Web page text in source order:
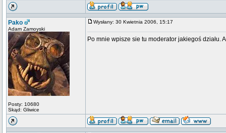
Pako
Adam Zamoyski
Posty: 10680
Skąd: Gliwice
Wysłany: 30 Kwietnia 2006, 15:17
Po mnie wpisze sie tu moderator jakiegoś działu.